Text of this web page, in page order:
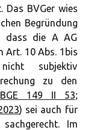
Das BVGer wies
Begründung
dass die A AG
Art. 10 Abs. 1bis
subjektiv
zu den
BGE 149 II 53;
) sei auch für
sachgerecht. Im